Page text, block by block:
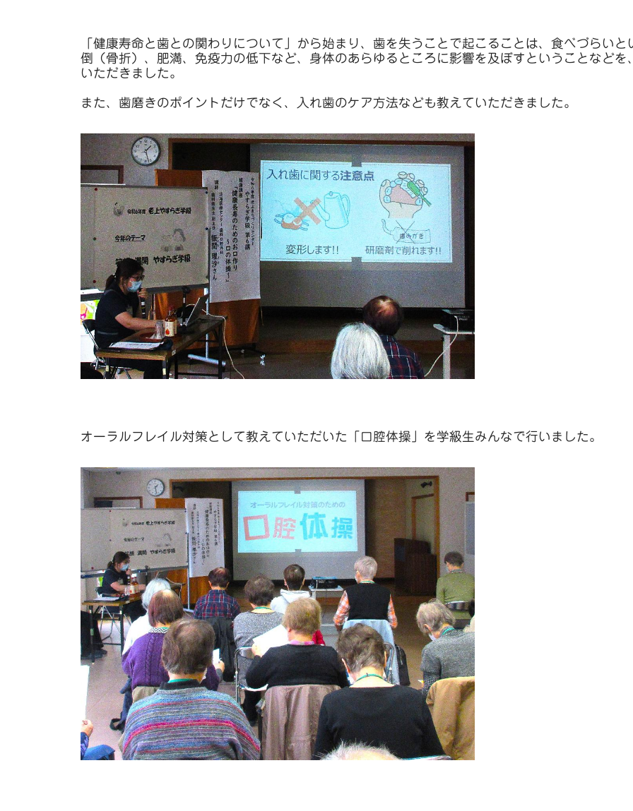
「健康寿命と歯との関わりについて」から始まり、歯を失うことで起こることは、食べづらい
倒（骨折）、肥満、免疫力の低下など、身体のあらゆるところに影響を及ぼすということなど
いただきました。
また、歯磨きのポイントだけでなく、入れ歯のケア方法なども教えていただきました。
オーラルフレイル対策として教えていただいた「口腔体操」を学級生みんなで行いました。